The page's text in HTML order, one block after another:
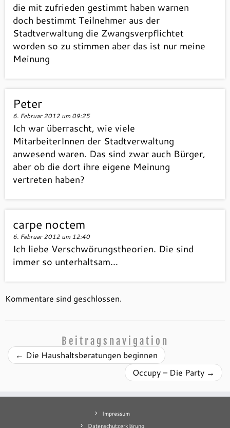
die mit zufrieden gestimmt haben warnen
doch bestimmt Teilnehmer aus der
Stadtverwaltung die Zwangsverpflichtet
worden so zu stimmen aber das ist nur meine
Meinung
Peter
6. Februar 2012 um 09:25
Ich war überrascht, wie viele
MitarbeiterInnen der Stadtverwaltung
anwesend waren. Das sind zwar auch Bürger,
aber ob die dort ihre eigene Meinung
vertreten haben?
carpe noctem
6. Februar 2012 um 12:40
Ich liebe Verschwörungstheorien. Die sind
immer so unterhaltsam…
Kommentare sind geschlossen.
Beitragsnavigation
← Die Haushaltsberatungen beginnen
Occupy – Die Party →
Impressum
Datenschutzerklärung